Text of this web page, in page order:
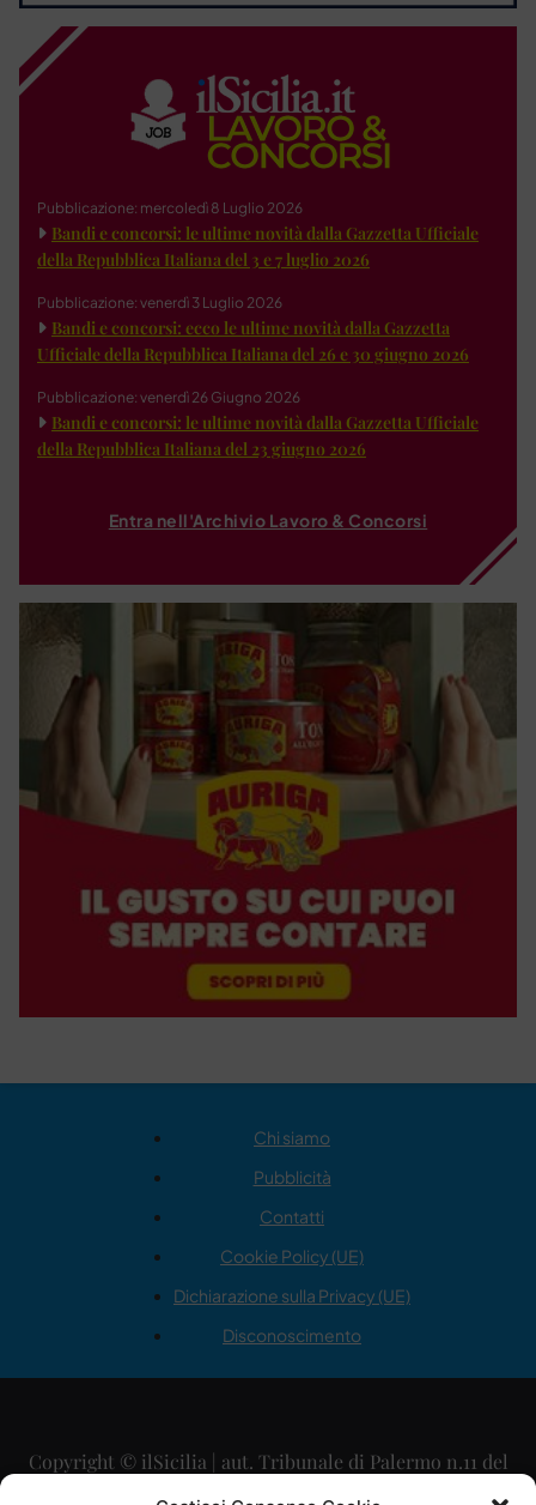
Pubblicazione: mercoledì 8 Luglio 2026
Bandi e concorsi: le ultime novità dalla Gazzetta Ufficiale
della Repubblica Italiana del 3 e 7 luglio 2026
Pubblicazione: venerdì 3 Luglio 2026
Bandi e concorsi: ecco le ultime novità dalla Gazzetta
Ufficiale della Repubblica Italiana del 26 e 30 giugno 2026
Pubblicazione: venerdì 26 Giugno 2026
Bandi e concorsi: le ultime novità dalla Gazzetta Ufficiale
della Repubblica Italiana del 23 giugno 2026
Entra nell'Archivio Lavoro & Concorsi
Chi siamo
Pubblicità
Contatti
Cookie Policy (UE)
Dichiarazione sulla Privacy (UE)
Disconoscimento
Copyright © ilSicilia | aut. Tribunale di Palermo n.11 del
29/09/2015